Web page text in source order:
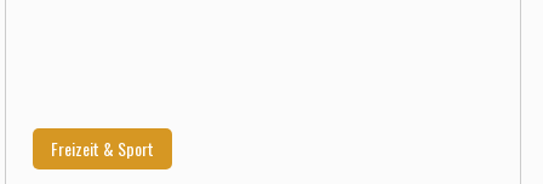
Freizeit & Sport